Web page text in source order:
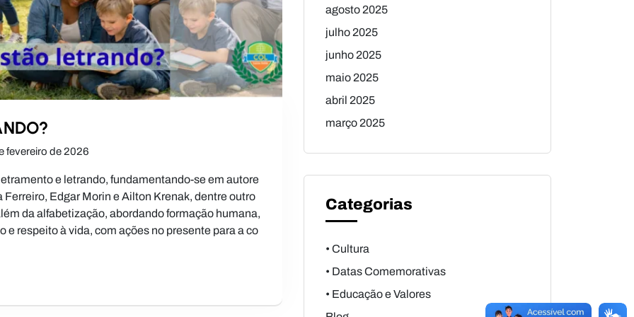
fevereiro de 2026
e letrando, fundamentando-se em autore
Edgar Morin e Ailton Krenak, dentre outro
da alfabetização, abordando formação humana,
respeito à vida, com ações no presente para a co
agosto 2025
julho 2025
junho 2025
maio 2025
abril 2025
março 2025
Categorias
• Cultura
• Datas Comemorativas
• Educação e Valores